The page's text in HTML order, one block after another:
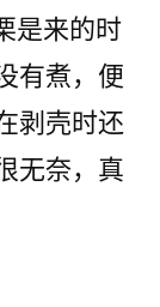
是来的时
有煮，便
剥壳时还
无奈，真